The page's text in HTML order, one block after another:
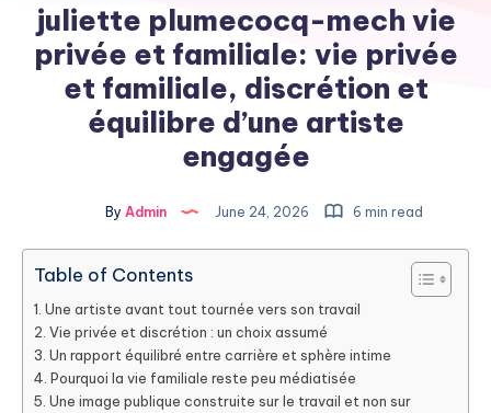
juliette plumecocq-mech vie
privée et familiale: vie privée
et familiale, discrétion et
équilibre d’une artiste
engagée
By Admin June 24, 2026 6 min read
Table of Contents
Une artiste avant tout tournée vers son travail
Vie privée et discrétion : un choix assumé
Un rapport équilibré entre carrière et sphère intime
Pourquoi la vie familiale reste peu médiatisée
Une image publique construite sur le travail et non sur